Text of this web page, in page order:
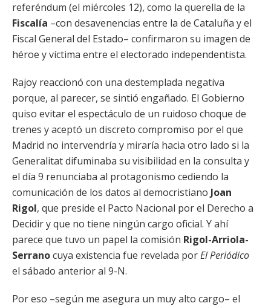
referéndum (el miércoles 12), como la querella de la
Fiscalía –con desavenencias entre la de Cataluña y el
Fiscal General del Estado– confirmaron su imagen de
héroe y víctima entre el electorado independentista.
Rajoy reaccionó con una destemplada negativa
porque, al parecer, se sintió engañado. El Gobierno
quiso evitar el espectáculo de un ruidoso choque de
trenes y aceptó un discreto compromiso por el que
Madrid no intervendría y miraría hacia otro lado si la
Generalitat difuminaba su visibilidad en la consulta y
el día 9 renunciaba al protagonismo cediendo la
comunicación de los datos al democristiano Joan
Rigol, que preside el Pacto Nacional por el Derecho a
Decidir y que no tiene ningún cargo oficial. Y ahí
parece que tuvo un papel la comisión Rigol-Arriola-
Serranocuya existencia fue revelada porEl Periódico
el sábado anterior al 9-N.
Por eso –según me asegura un muy alto cargo– el